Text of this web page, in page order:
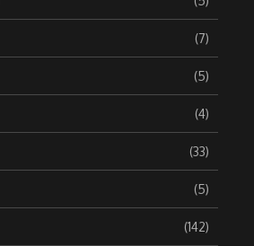
(7)
(5)
(4)
(33)
(5)
(142)